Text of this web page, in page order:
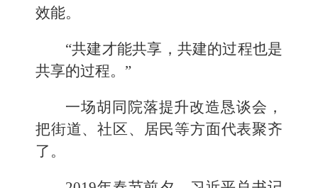
效能。
“共建才能共享，共建的过程也是
共享的过程。”
一场胡同院落提升改造恳谈会，
把街道、社区、居民等方面代表聚齐
了。